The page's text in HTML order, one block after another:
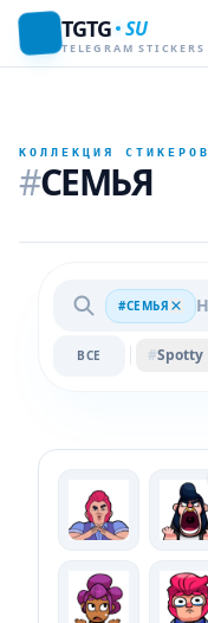
TGTG SU
TELEGRAM STICKERS
КОЛЛЕКЦИЯ СТИКЕРОВ
#СЕМЬЯ
#СЕМЬЯ
ВСЕ #Spotty